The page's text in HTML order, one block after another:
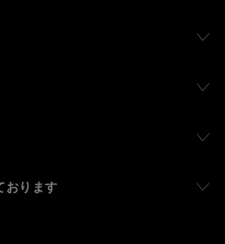
おります